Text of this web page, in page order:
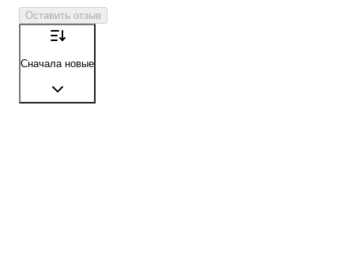
Оставить отзыв
Сначала новые